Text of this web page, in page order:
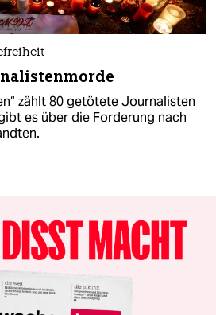
zählt 80 getötete Journalisten
es über die Forderung nach